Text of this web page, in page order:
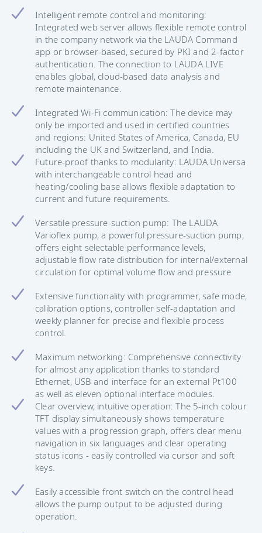
Intelligent remote control and monitoring:
Integrated web server allows flexible remote control
in the company network via the LAUDA Command
app or browser-based, secured by PKI and 2-factor
authentication. The connection to LAUDA.LIVE
enables global, cloud-based data analysis and
remote maintenance.
Integrated Wi-Fi communication: The device may
only be imported and used in certified countries
and regions: United States of America, Canada, EU
including the UK and Switzerland, and India.
Future-proof thanks to modularity: LAUDA Universa
with interchangeable control head and
heating/cooling base allows flexible adaptation to
current and future requirements.
Versatile pressure-suction pump: The LAUDA
Varioflex pump, a powerful pressure-suction pump,
offers eight selectable performance levels,
adjustable flow rate distribution for internal/external
circulation for optimal volume flow and pressure
Extensive functionality with programmer, safe mode,
calibration options, controller self-adaptation and
weekly planner for precise and flexible process
control.
Maximum networking: Comprehensive connectivity
for almost any application thanks to standard
Ethernet, USB and interface for an external Pt100
as well as eleven optional interface modules.
Clear overview, intuitive operation: The 5-inch colour
TFT display simultaneously shows temperature
values with a progression graph, offers clear menu
navigation in six languages and clear operating
status icons - easily controlled via cursor and soft
keys.
Easily accessible front switch on the control head
allows the pump output to be adjusted during
operation.